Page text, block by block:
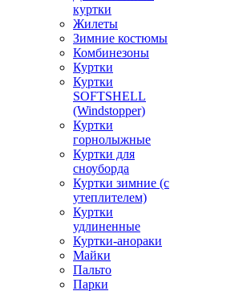
куртки
Жилеты
Зимние костюмы
Комбинезоны
Куртки
Куртки
SOFTSHELL
(Windstopper)
Куртки
горнолыжные
Куртки для
сноуборда
Куртки зимние (с
утеплителем)
Куртки
удлиненные
Куртки-анораки
Майки
Пальто
Парки